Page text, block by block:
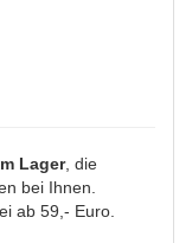
Lager, die
bei Ihnen.
ab 59,- Euro.